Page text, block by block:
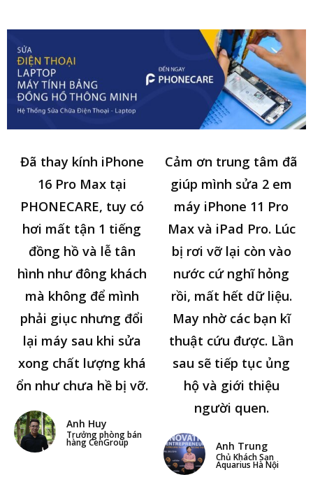
Đã thay kính iPhone
16 Pro Max tại
PHONECARE, tuy có
hơi mất tận 1 tiếng
đồng hồ và lễ tân
hình như đông khách
mà không để mình
phải giục nhưng đổi
lại máy sau khi sửa
xong chất lượng khá
ổn như chưa hề bị vỡ.
Anh Huy
Trưởng phòng bán
hàng CenGroup
Cảm ơn trung tâm đã
giúp mình sửa 2 em
máy iPhone 11 Pro
Max và iPad Pro. Lúc
bị rơi vỡ lại còn vào
nước cứ nghĩ hỏng
rồi, mất hết dữ liệu.
May nhờ các bạn kĩ
thuật cứu được. Lần
sau sẽ tiếp tục ủng
hộ và giới thiệu
người quen.
Anh Trung
Chủ Khách Sạn
Aquarius Hà Nội